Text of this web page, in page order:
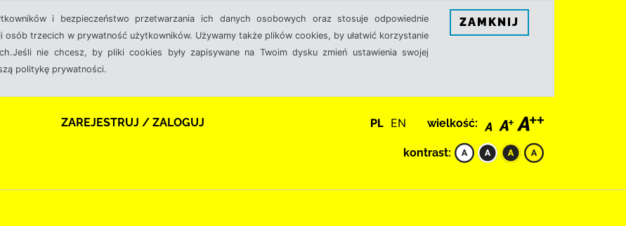
i bezpieczeństwo przetwarzania ich danych osobowych oraz stosuje odpowiednie
osób trzecich w prywatność użytkowników. Używamy także plików cookies, by ułatwić korzystanie
nie chcesz, by pliki cookies były zapisywane na Twoim dysku zmień ustawienia swojej
politykę prywatności.
ZAMKNIJ
ZAREJESTRUJ / ZALOGUJ PL EN wielkość:
kontrast: